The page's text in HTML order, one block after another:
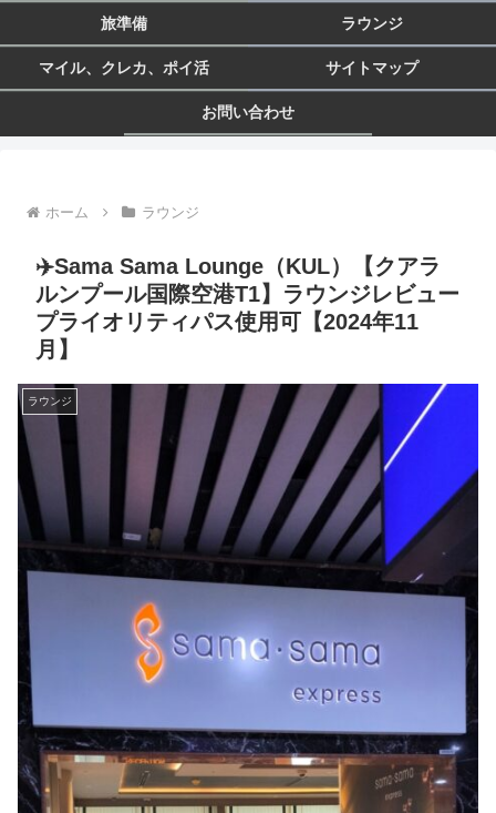
旅準備 ラウンジ
マイル、クレカ、ポイ活 サイトマップ
お問い合わせ
ホーム ラウンジ
✈️Sama Sama Lounge（KUL）【クアラ
ルンプール国際空港T1】ラウンジレビュー
プライオリティパス使用可【2024年11
月】
ラウンジ